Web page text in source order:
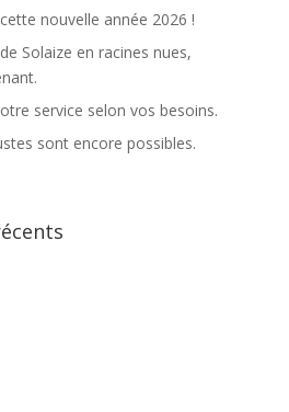
nouvelle année 2026 !
Solaize en racines nues,
service selon vos besoins.
sont encore possibles.